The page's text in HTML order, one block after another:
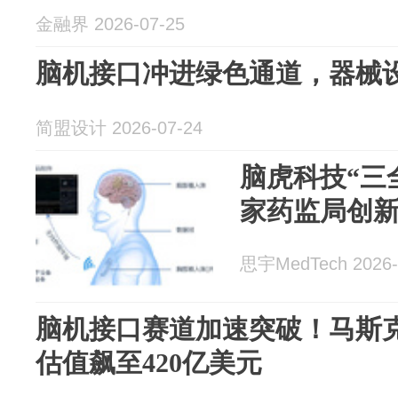
金融界 2026-07-25
脑机接口冲进绿色通道，器械
简盟设计 2026-07-24
脑虎科技“三
家药监局创
思宇MedTech
脑机接口赛道加速突破！马斯
估值飙至420亿美元